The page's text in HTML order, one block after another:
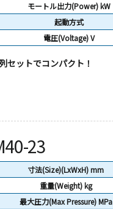
モートル出力(Power) kW
起動方式
電圧(Voltage) V
セットでコンパクト！
23
寸法(Size)(LxWxH) mm
重量(Weight)kg
最大圧力(Max Pressure) MPa